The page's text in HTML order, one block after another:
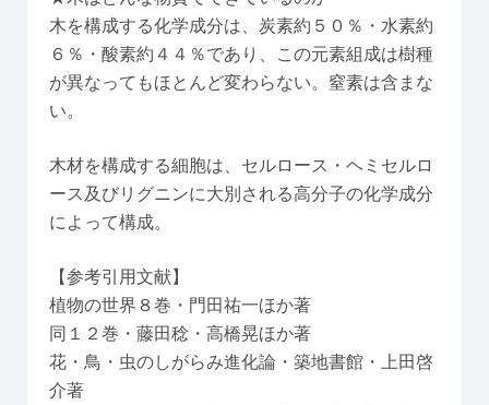
木を構成する化学成分は、炭素約５０％・水素約
６％・酸素約４４％であり、この元素組成は樹種
が異なってもほとんど変わらない。窒素は含まな
い。
木材を構成する細胞は、セルロース・ヘミセルロ
ース及びリグニンに大別される高分子の化学成分
によって構成。
【参考引用文献】
植物の世界８巻・門田祐一ほか著
同１２巻・藤田稔・高橋晃ほか著
花・鳥・虫のしがらみ進化論・築地書館・上田啓
介著